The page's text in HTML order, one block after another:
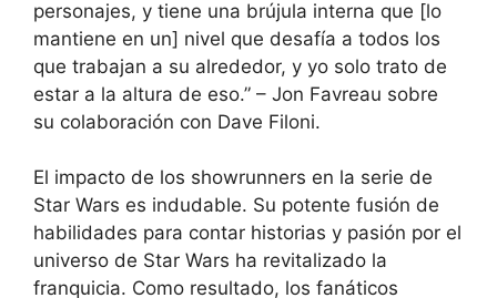
personajes, y tiene una brújula interna que [lo
mantiene en un] nivel que desafía a todos los
que trabajan a su alrededor, y yo solo trato de
estar a la altura de eso.” – Jon Favreau sobre
su colaboración con Dave Filoni.
El impacto de los showrunners en la serie de
Star Wars es indudable. Su potente fusión de
habilidades para contar historias y pasión por el
universo de Star Wars ha revitalizado la
franquicia. Como resultado, los fanáticos